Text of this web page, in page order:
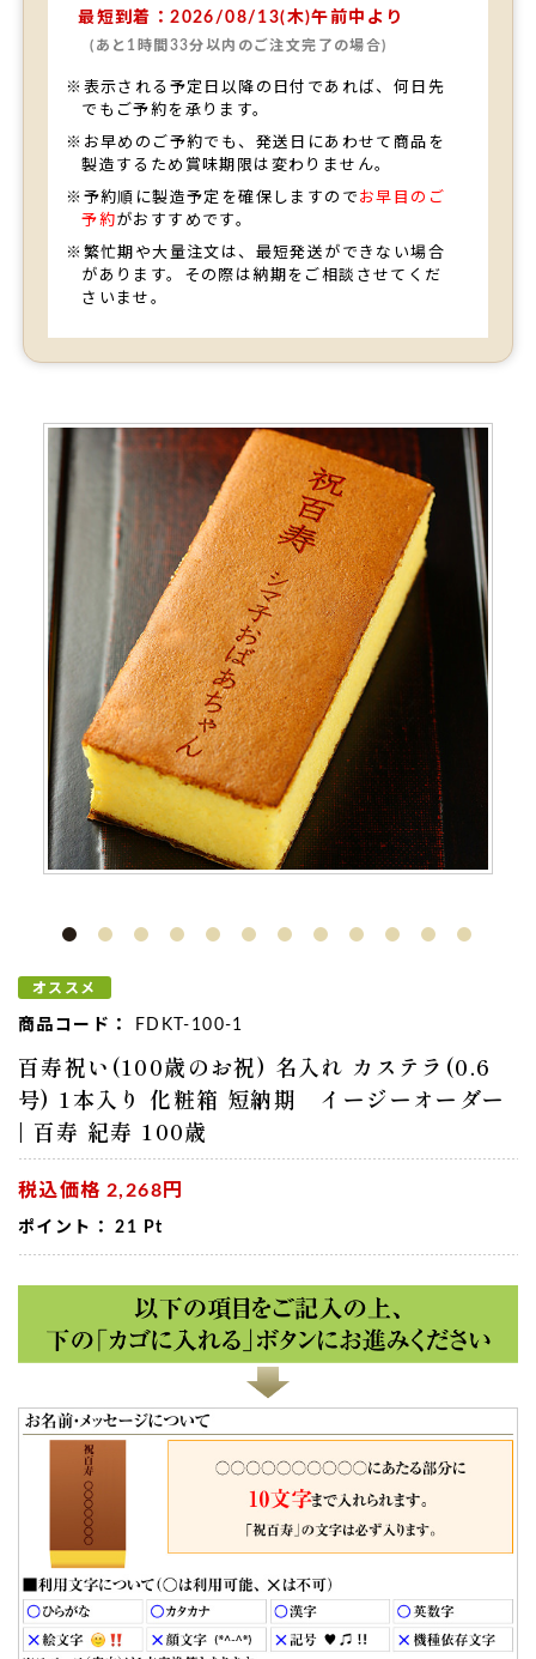
最短到着：2026/08/13(木)午前中より
(あと1時間33分以内のご注文完了の場合)
※表示される予定日以降の日付であれば、何日先
でもご予約を承ります。
※お早めのご予約でも、発送日にあわせて商品を
製造するため賞味期限は変わりません。
※予約順に製造予定を確保しますので お早目のご
予約がおすすめです。
※繁忙期や大量注文は、最短発送ができない場合
があります。その際は納期をご相談させてくだ
さいませ。
オススメ
商品コード： FDKT-100-1
百寿祝い(100歳のお祝) 名入れ カステラ(0.6
号) 1本入り 化粧箱 短納期 イージーオーダー
| 百寿 紀寿 100歳
税込価格 2,268円
ポイント： 21 Pt